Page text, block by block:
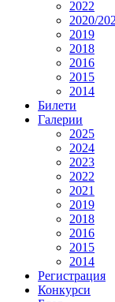
2022
2020/
2019
2018
2016
2015
2014
Билети
Галерии
2025
2024
2023
2022
2021
2019
2018
2016
2015
2014
Регистрация
Конкурси